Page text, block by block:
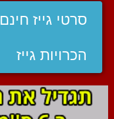
סרטי גייז חינם
הכרויות גייז